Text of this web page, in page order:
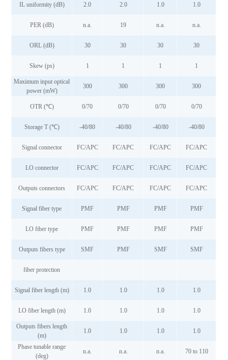
IL uniformity (dB) 2.0 2.0 1.0 1.0
PER (dB) n.a. 19 n.a. n.a.
ORL (dB) 30 30 30 30
Skew (ps) 1 1 1 1
Maximum input optical
power (mW)
300 300 300 300
OTR (℃) 0/70 0/70 0/70 0/70
Storage T (℃) -40/80 -40/80 -40/80 -40/80
Signal connector FC/APC FC/APC FC/APC FC/APC
LO connector FC/APC FC/APC FC/APC FC/APC
Outputs connectors FC/APC FC/APC FC/APC FC/APC
Signal fiber type PMF PMF PMF PMF
LO fiber type PMF PMF PMF PMF
Outputs fibers type SMF PMF SMF SMF
fiber protection
Signal fiber length (m) 1.0 1.0 1.0 1.0
LO fiber length (m) 1.0 1.0 1.0 1.0
Outputs fibers length
(m)
1.0 1.0 1.0 1.0
Phase tunable range
(deg)
n.a. n.a. n.a. 70 to 110